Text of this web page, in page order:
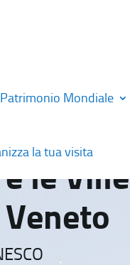
Mondiale
la tua visita
le Ville